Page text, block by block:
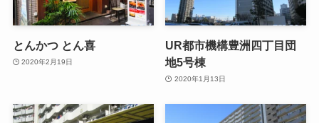
とんかつ とん喜
2020年2月19日
UR都市機構豊洲四丁目団
地5号棟
2020年1月13日